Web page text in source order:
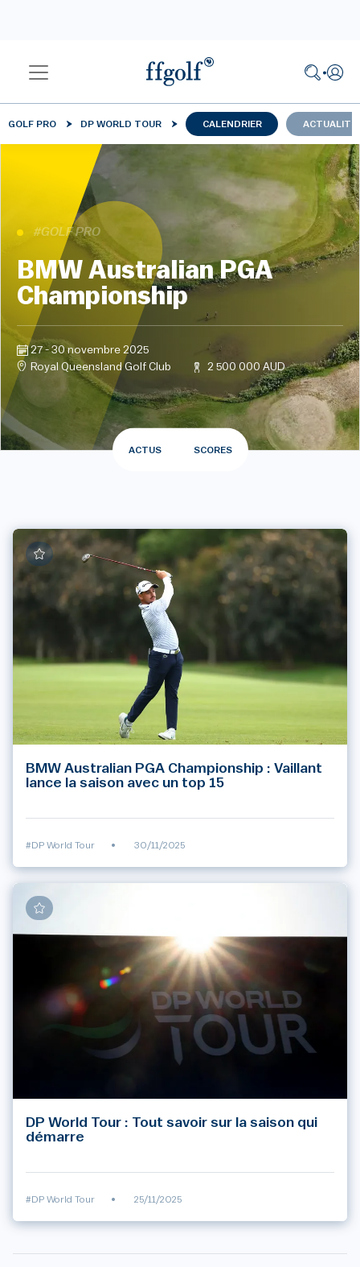
GOLF PRO DP WORLD TOUR CALENDRIER
#GOLF PRO
BMW Australian PGA
Championship
27 - 30 novembre 2025
Royal Queensland Golf Club
2 500 000 AUD
ACTUS SCORES
BMW Australian PGA Championship : Vaillant
lance la saison avec un top 15
#DP World Tour • 30/11/2025
DP World Tour : Tout savoir sur la saison qui
démarre
#DP World Tour • 25/11/2025